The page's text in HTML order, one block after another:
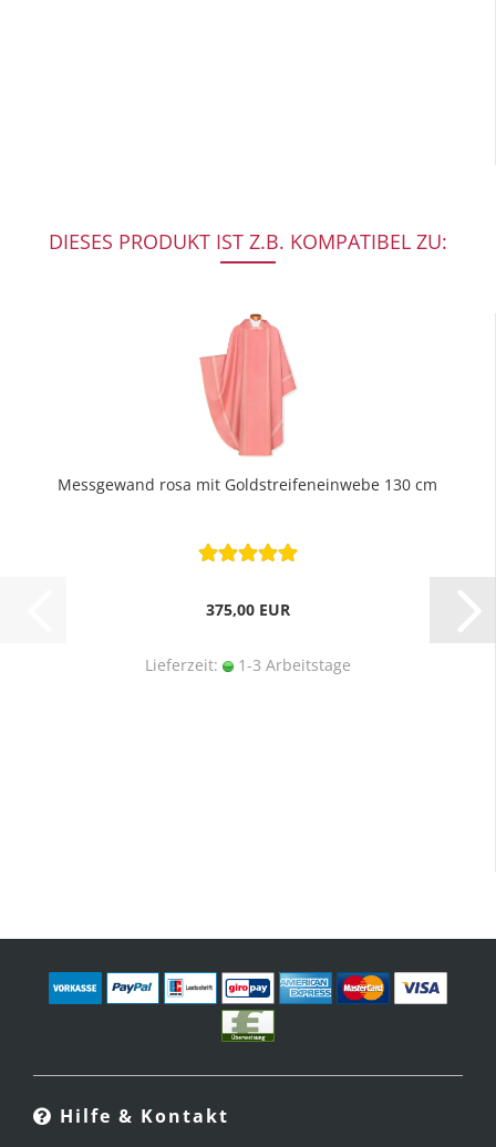
DIESES PRODUKT IST Z.B. KOMPATIBEL ZU:
Messgewand rosa mit Goldstreifeneinwebe 130 cm
375,00 EUR
Lieferzeit: 1-3 Arbeitstage
Hilfe & Kontakt